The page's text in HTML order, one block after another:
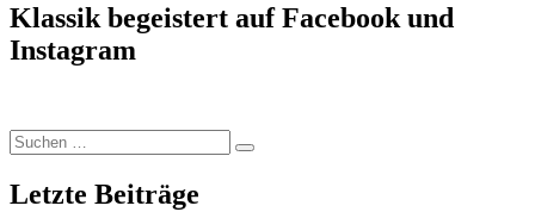
Klassik begeistert auf Facebook und
Instagram
Suchen
nach:
Suchen
Letzte Beiträge